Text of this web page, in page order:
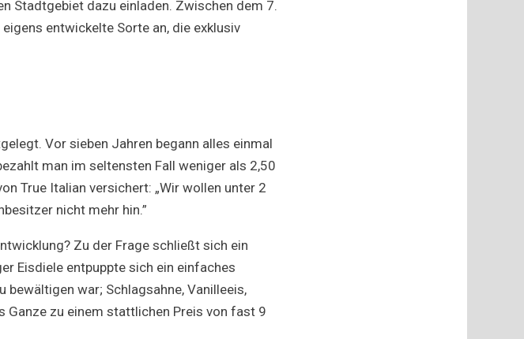
Stadtgebiet dazu einladen. Zwischen dem 7.
entwickelte Sorte an, die exklusiv
Vor sieben Jahren begann alles einmal
man im seltensten Fall weniger als 2,50
True Italian versichert: „Wir wollen unter 2
nicht mehr hin.”
Zu der Frage schließt sich ein
Eisdiele entpuppte sich ein einfaches
war; Schlagsahne, Vanilleeis,
Ganze zu einem stattlichen Preis von fast 9